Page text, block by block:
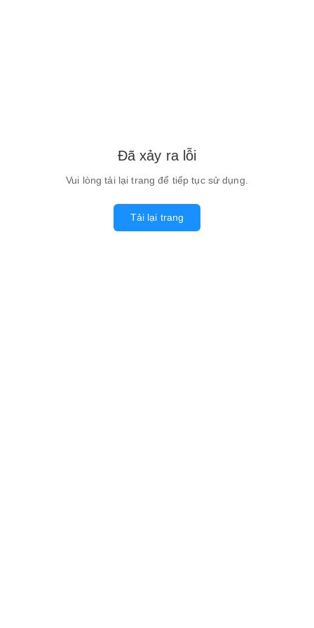
Đã xảy ra lỗi
Vui lòng tải lại trang để tiếp tục sử dụng.
Tải lại trang